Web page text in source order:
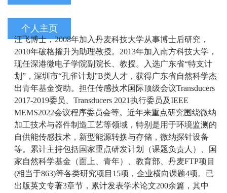
个人主页
汪飞博士，2008年加入丹麦科技大学从事博士后研究，
2010年破格擢升为助理教授。2013年加入南方科技大学，
现任深港微电子学院副院长、教授。入选广东省“特支计
划”，深圳市“孔雀计划”B类人才，获得广东省自然科学杰
出青年基金资助。担任传感技术国际顶级会议Transducers
2017-2019委员、Transducers 2021执行委员及IEEE
MEMS2022会议程序委员会等。近年来重点研究围绕微纳
加工技术与器件制造工艺等领域，特别是用于环境监测的
自供能传感技术，新型能源转换与存储，微纳探针设备
等。累计主持包括国家重点研发计划（课题负责人）、国
家自然科学基金（面上、青年）、教育部、丹麦FTP项目
(相当于863)等各类研究项目15项，企业横向课题4项。已
出版英文专著3章节，累计发表学术论文200余篇，其中